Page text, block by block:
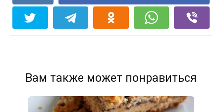
Вам также может понравиться